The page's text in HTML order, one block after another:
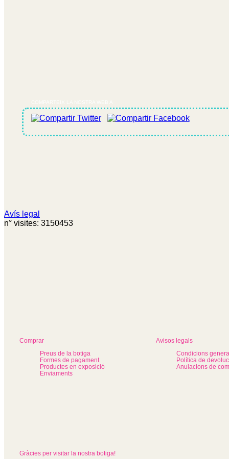
Avís legal
n° visites: 3150453
Comprar
Preus de la botiga
Formes de pagament
Productes en exposició
Enviaments
Avisos legals
Condicions
Política de
Anulacions de
Gràcies per visitar la nostra botiga!